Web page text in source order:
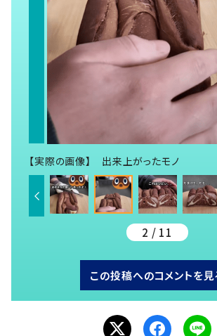
【実際の画像】 出来上がったモノ
2 / 11
この投稿へのコメントを見